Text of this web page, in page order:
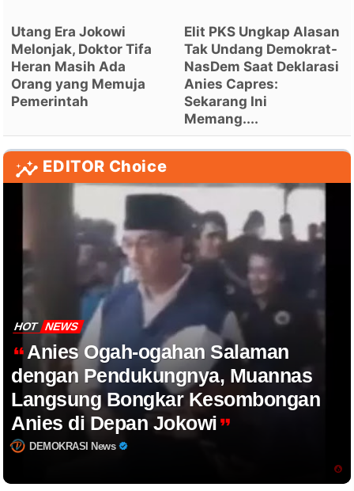
Utang Era Jokowi
Melonjak, Doktor Tifa
Heran Masih Ada
Orang yang Memuja
Pemerintah
Elit PKS Ungkap Alasan
Tak Undang Demokrat-
NasDem Saat Deklarasi
Anies Capres:
Sekarang Ini
Memang....
EDITOR Choice
HOT NEWS
Anies Ogah-ogahan Salaman
dengan Pendukungnya, Muannas
Langsung Bongkar Kesombongan
Anies di Depan Jokowi
DEMOKRASI News